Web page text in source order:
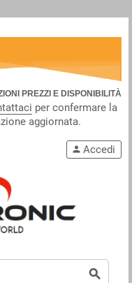
PREZZI E DISPONIBILITÀ
per confermare la
aggiornata.
person Accedi
search